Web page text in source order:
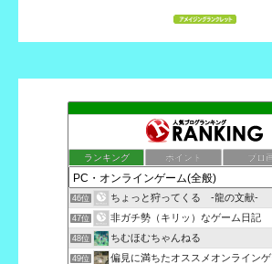
ランキング ポイント ブロ
46位 ちょっと狩ってくる -龍の文献-
47位 非ガチ勢（キリッ）なゲーム日記
48位 ちむほむちゃんねる
49位 偏見に満ちたオススメオンラインゲームラ